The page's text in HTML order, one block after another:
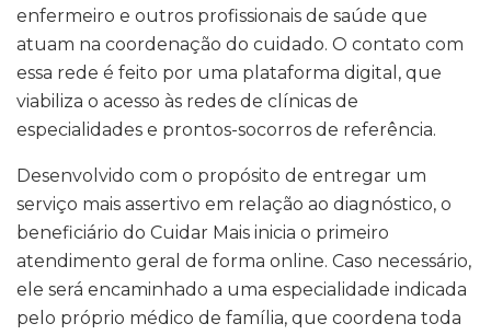
enfermeiro e outros profissionais de saúde que
atuam na coordenação do cuidado. O contato com
essa rede é feito por uma plataforma digital, que
viabiliza o acesso às redes de clínicas de
especialidades e prontos-socorros de referência.
Desenvolvido com o propósito de entregar um
serviço mais assertivo em relação ao diagnóstico, o
beneficiário do Cuidar Mais inicia o primeiro
atendimento geral de forma online. Caso necessário,
ele será encaminhado a uma especialidade indicada
pelo próprio médico de família, que coordena toda